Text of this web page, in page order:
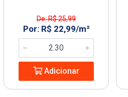
De: R$ 25,99
Por: R$ 22,99/m²
Adicionar